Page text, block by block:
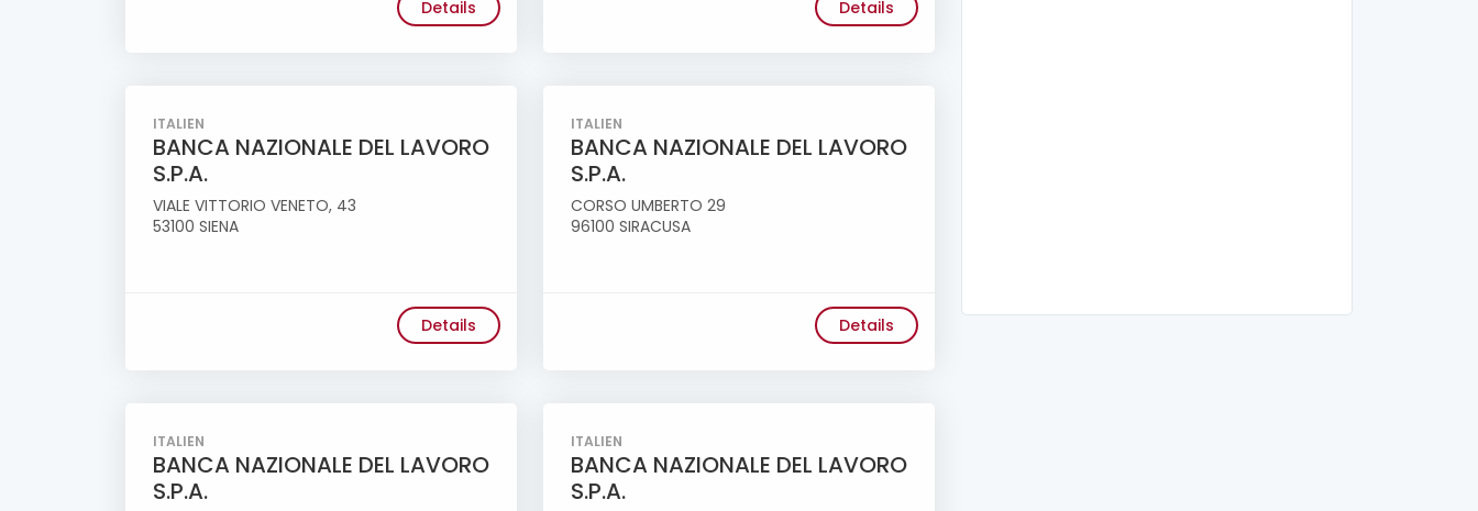
Details Details
ITALIEN
BANCA NAZIONALE DEL LAVORO
S.P.A.
VIALE VITTORIO VENETO, 43
53100 SIENA
Details
ITALIEN
BANCA NAZIONALE DEL LAVORO
S.P.A.
CORSO UMBERTO 29
96100 SIRACUSA
Details
ITALIEN
BANCA NAZIONALE DEL LAVORO
S.P.A.
ITALIEN
BANCA NAZIONALE DEL LAVORO
S.P.A.